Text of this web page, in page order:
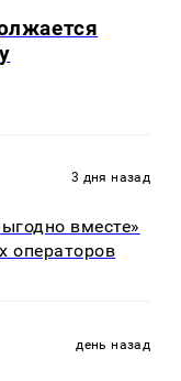
3 дня назад
вместе»
операторов
день назад